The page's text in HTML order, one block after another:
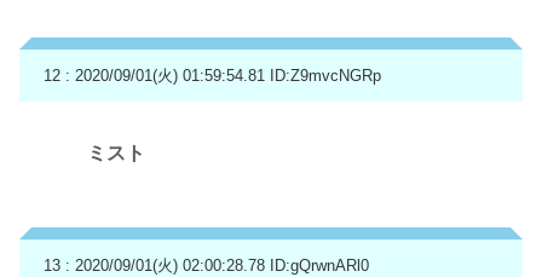
12 : 2020/09/01(火) 01:59:54.81 ID:Z9mvcNGRp
ミスト
13 : 2020/09/01(火) 02:00:28.78 ID:gQrwnARl0